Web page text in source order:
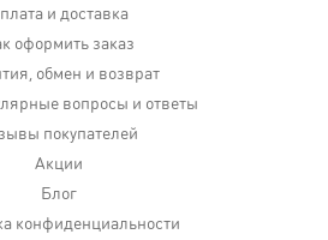
и доставка
оформить заказ
обмен и возврат
вопросы и ответы
покупателей
Акции
Блог
конфиденциальности